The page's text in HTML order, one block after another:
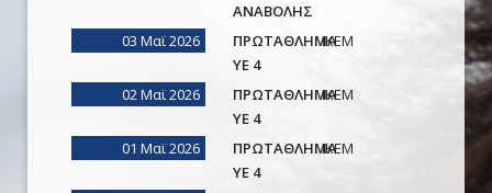
ΑΝΑΒΟΛΗΣ
03 Μαϊ 2026
ΠΡΩΤΑΘΛΗΜΑ
ΥΕ 4
ΙΚΕΜ
02 Μαϊ 2026
ΠΡΩΤΑΘΛΗΜΑ
ΥΕ 4
ΙΚΕΜ
01 Μαϊ 2026
ΠΡΩΤΑΘΛΗΜΑ
ΥΕ 4
ΙΚΕΜ